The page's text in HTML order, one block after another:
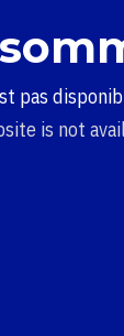
pas
is not